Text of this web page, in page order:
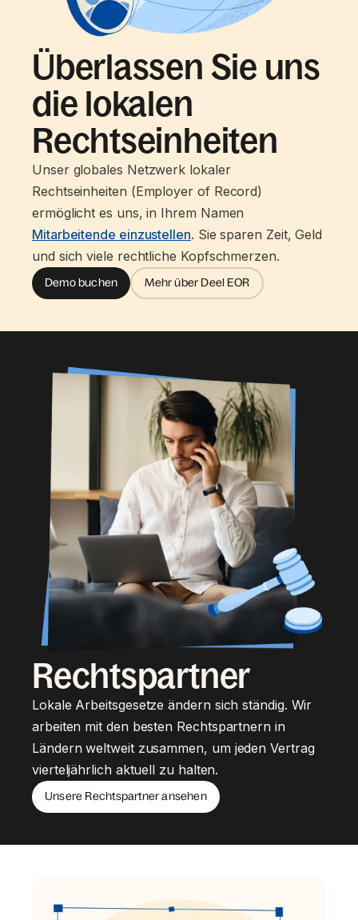
Überlassen Sie uns
die lokalen
Rechtseinheiten
Unser globales Netzwerk lokaler
Rechtseinheiten (Employer of Record)
ermöglicht es uns, in Ihrem Namen
Mitarbeitende einzustellen. Sie sparen Zeit, Geld
und sich viele rechtliche Kopfschmerzen.
Demo buchen Mehr über Deel EOR
Rechtspartner
Lokale Arbeitsgesetze ändern sich ständig. Wir
arbeiten mit den besten Rechtspartnern in
Ländern weltweit zusammen, um jeden Vertrag
vierteljährlich aktuell zu halten.
Unsere Rechtspartner ansehen